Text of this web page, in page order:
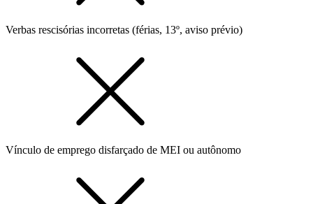
Verbas rescisórias incorretas (férias, 13º, aviso prévio)
Vínculo de emprego disfarçado de MEI ou autônomo